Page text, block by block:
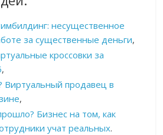
несущественное
за существенные деньги,
кроссовки за
,
Виртуальный продавец в
,
Бизнес на том, как
учат реальных.